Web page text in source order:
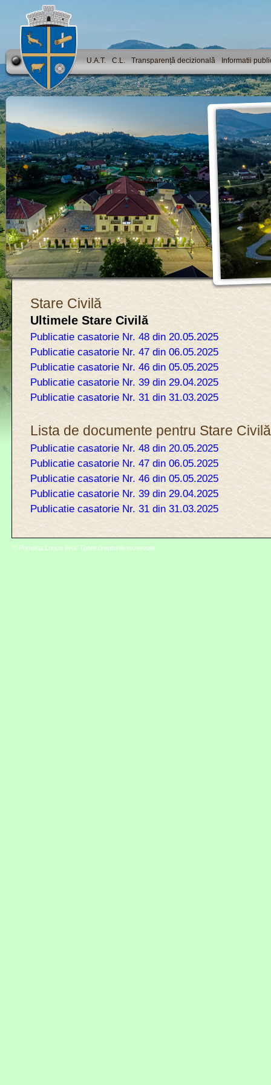
U.A.T. C.L. Transparență decizională Informatii
Stare Civilă
Ultimele Stare Civilă
Publicatie casatorie Nr. 48 din 20.05.2025
Publicatie casatorie Nr. 47 din 06.05.2025
Publicatie casatorie Nr. 46 din 05.05.2025
Publicatie casatorie Nr. 39 din 29.04.2025
Publicatie casatorie Nr. 31 din 31.03.2025
Lista de documente pentru Stare
Publicatie casatorie Nr. 48 din 20.05.2025
Publicatie casatorie Nr. 47 din 06.05.2025
Publicatie casatorie Nr. 46 din 05.05.2025
Publicatie casatorie Nr. 39 din 29.04.2025
Publicatie casatorie Nr. 31 din 31.03.2025
© Primăria Lunca Ilvei. Toate drepturile rezervate